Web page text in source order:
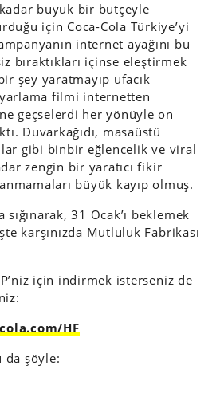
büyük bir bütçeyle
için Coca-Cola Türkiye’yi
internet ayağını bu
bıraktıkları içinse eleştirmek
şey yaratmayıp ufacık
filmi internetten
geçselerdi her yönüyle on
Duvarkağıdı, masaüstü
gibi binbir eğlencelik ve viral
zengin bir yaratıcı fikir
büyük kayıp olmuş.
sığınarak, 31 Ocak’ı beklemek
karşınızda Mutluluk Fabrikası
için indirmek isterseniz de
HF
da şöyle: